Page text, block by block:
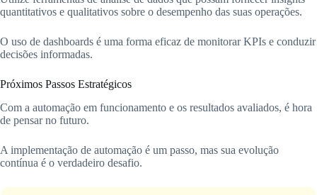
quantitativos e qualitativos sobre o desempenho das suas operações.
O uso de dashboards é uma forma eficaz de monitorar KPIs e conduzir
decisões informadas.
Próximos Passos Estratégicos
Com a automação em funcionamento e os resultados avaliados, é hora
de pensar no futuro.
A implementação de automação é um passo, mas sua evolução
contínua é o verdadeiro desafio.